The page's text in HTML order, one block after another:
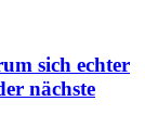
sich echter
nächste